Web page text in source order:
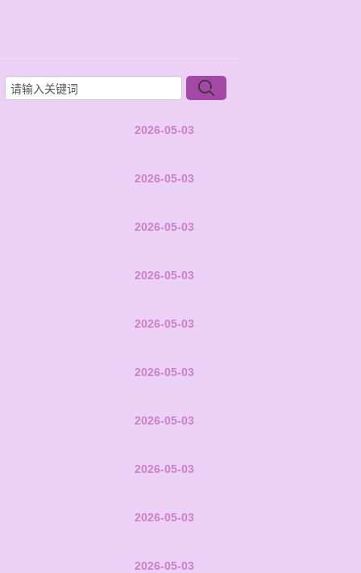
2026-05-03
2026-05-03
2026-05-03
2026-05-03
2026-05-03
2026-05-03
2026-05-03
2026-05-03
2026-05-03
2026-05-03